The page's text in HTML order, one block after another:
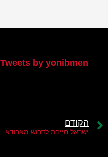
Tweets by yonibmen
הקודם